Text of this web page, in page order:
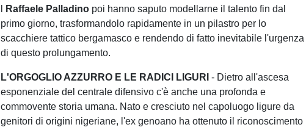
Raffaele Palladino poi hanno saputo modellarne il talento fin dal
primo giorno, trasformandolo rapidamente in un pilastro per lo
scacchiere tattico bergamasco e rendendo di fatto inevitabile l'urgenza
di questo prolungamento.
L'ORGOGLIO AZZURRO E LE RADICI LIGURI - Dietro all'ascesa
esponenziale del centrale difensivo c'è anche una profonda e
commovente storia umana. Nato e cresciuto nel capoluogo ligure da
genitori di origini nigeriane, l'ex genoano ha ottenuto il riconoscimento